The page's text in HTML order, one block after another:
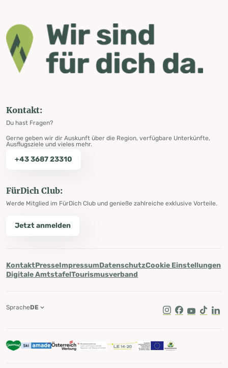
Kontakt:
Du hast Fragen?
Gerne geben wir dir Auskunft über die Region, verfügbare Unterkünfte,
Ausflugsziele und vieles mehr.
+43 3687 23310
FürDich Club:
Werde Mitglied im FürDich Club und genieße zahlreiche exklusive Vorteile.
Jetzt anmelden
KontaktPresseImpressumDatenschutzCookie Einstellungen
Digitale AmtstafelTourismusverband
Instagram
Facebook
Youtube
Tik Tok
SpracheDE